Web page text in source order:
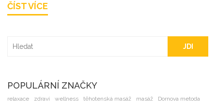
jak mohou jedinci zapojit tyto techniky do své tréninkové
ČÍST VÍCE
JDI
POPULÁRNÍ ZNAČKY
relaxace zdraví wellness těhotenská masáž masáž Dornova metoda